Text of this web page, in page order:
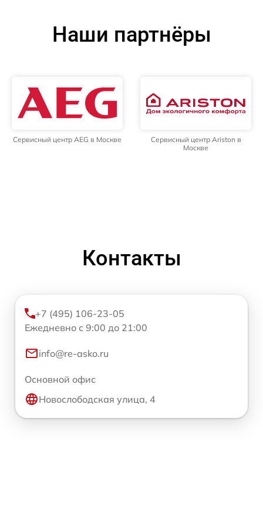
Наши партнёры
Сервисный центр AEG в Москве
Сервисный центр Ariston в
Москве
Контакты
+7 (495) 106-23-05
Ежедневно с 9:00 до 21:00
info@re-asko.ru
Основной офис
Новослободская улица, 4